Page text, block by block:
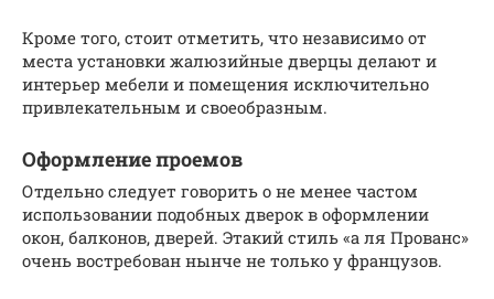
Кроме того, стоит отметить, что независимо от
места установки жалюзийные дверцы делают и
интерьер мебели и помещения исключительно
привлекательным и своеобразным.
Оформление проемов
Отдельно следует говорить о не менее частом
использовании подобных дверок в оформлении
окон, балконов, дверей. Этакий стиль «а ля Прованс»
очень востребован нынче не только у французов.